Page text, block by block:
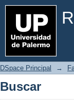
Buscar
DSpace Principal →
Buscar